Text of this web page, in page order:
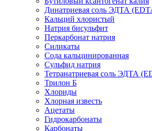
Динатриевая соль ЭДТА
Кальций хлористый
Натрия бисульфит
Перкарбонат натрия
Силикаты
Сода кальцинированная
Сульфид натрия
Тетранатриевая соль ЭДТА
Трилон Б
Хлориды
Хлорная известь
Ацетаты
Гидрокарбонаты
Карбонаты